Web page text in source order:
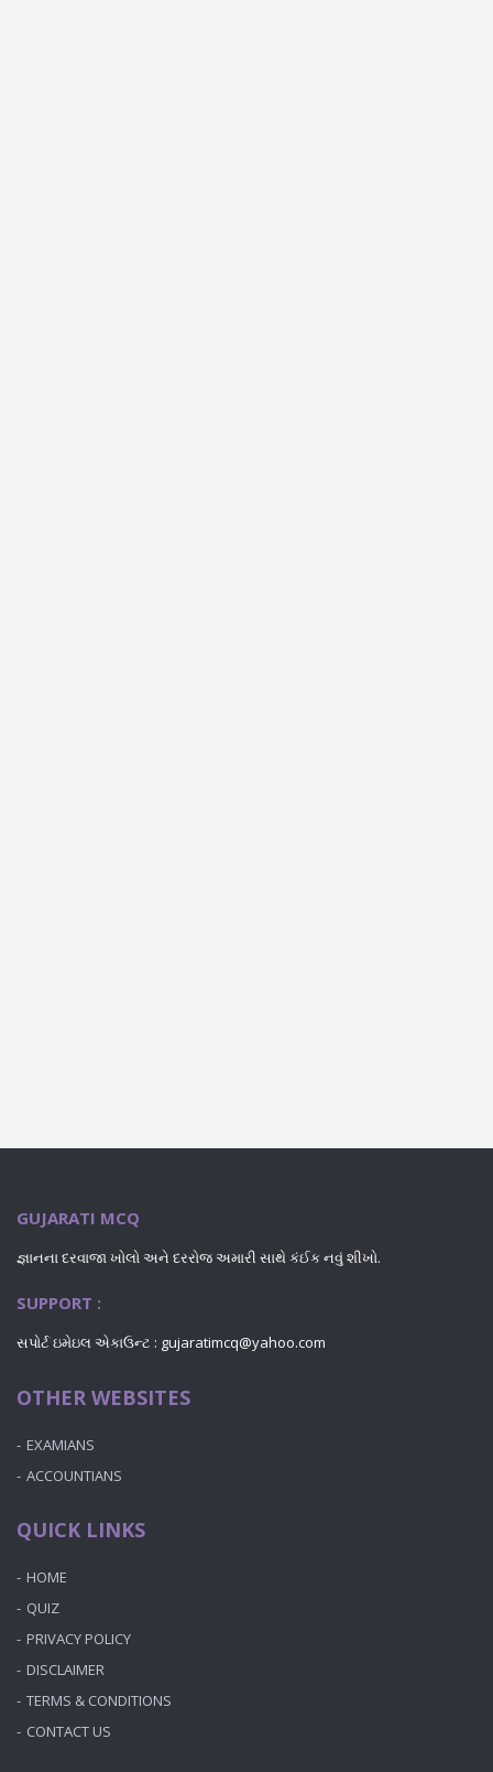
GUJARATI MCQ
જ્ઞાનના દરવાજા ખોલો અને દરરોજ અમારી સાથે કંઈક નવું શીખો.
SUPPORT :
સપોર્ટ ઇમેઇલ એકાઉન્ટ : gujaratimcq@yahoo.com
OTHER WEBSITES
EXAMIANS
ACCOUNTIANS
QUICK LINKS
HOME
QUIZ
PRIVACY POLICY
DISCLAIMER
TERMS & CONDITIONS
CONTACT US